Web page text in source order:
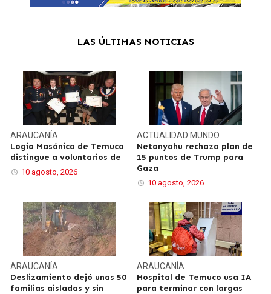
LAS ÚLTIMAS NOTICIAS
ARAUCANÍA
Logia Masónica de Temuco
distingue a voluntarios de
10 agosto, 2026
ACTUALIDAD MUNDO
Netanyahu rechaza plan de
15 puntos de Trump para
Gaza
10 agosto, 2026
ARAUCANÍA
Deslizamiento dejó unas 50
familias aisladas y sin
ARAUCANÍA
Hospital de Temuco usa IA
para terminar con largas